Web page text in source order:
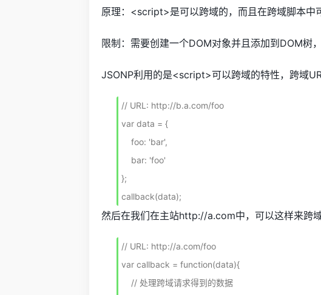
原理：<script>是可以跨域的，而且在跨域脚本中
限制：需要创建一个DOM对象并且添加到DOM树
JSONP利用的是<script>可以跨域的特性，跨域
// URL: http://b.a.com/foo
var data = {
};
callback(data);
然后在我们在主站http://a.com中，可以这样来跨
// URL: http://a.com/foo
var callback = function(data){